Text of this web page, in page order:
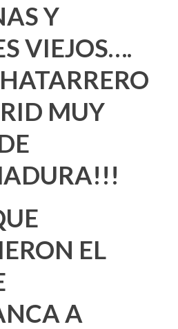
Y
VIEJOS….
MUY
EL
A